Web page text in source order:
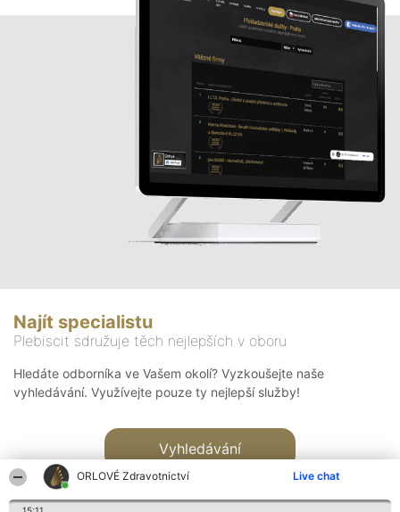
ORLOVÉ Zdravotnictví Live chat
Najít specialistu
Plebiscit sdružuje těch nejlepších v oboru
Hledáte odborníka ve Vašem okolí? Vyzkoušejte naše
vyhledávání. Využívejte pouze ty nejlepší služby!
Vyhledávání